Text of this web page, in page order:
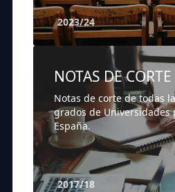
2023/24
NOTAS DE CORTE
Notas de corte de todas
grados de Universidades
España.
2017/18